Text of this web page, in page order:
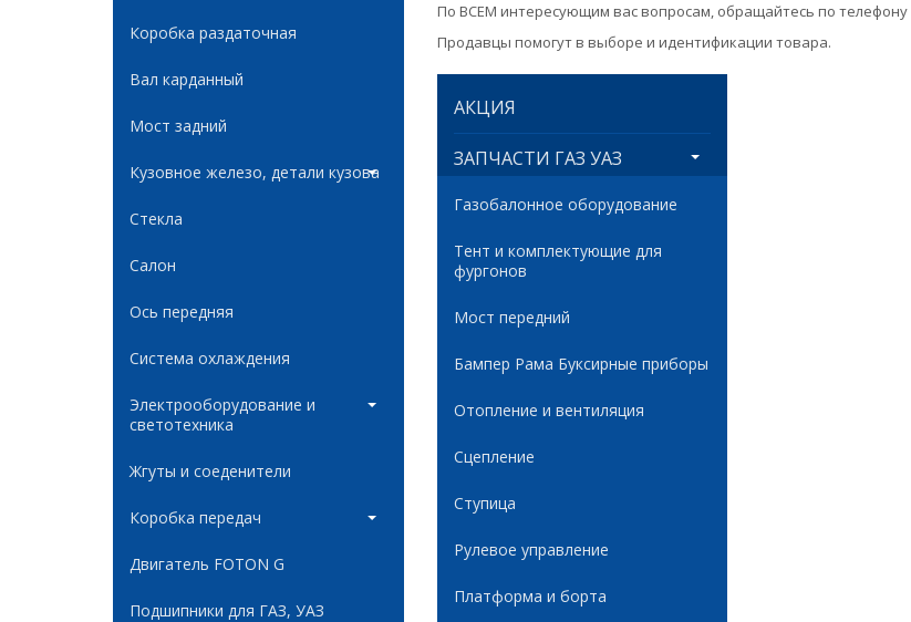
Коробка раздаточная
Вал карданный
Мост задний
Кузовное железо, детали кузова
Стекла
Салон
Ось передняя
Система охлаждения
Электрооборудование и
светотехника
Жгуты и соеденители
Коробка передач
Двигатель FOTON G
Подшипники для ГАЗ, УАЗ
По ВСЕМ интересующим вас вопросам, обращайтесь по телефону
Продавцы помогут в выборе и идентификации товара.
АКЦИЯ
ЗАПЧАСТИ ГАЗ УАЗ
Газобалонное оборудование
Тент и комплектующие для
фургонов
Мост передний
Бампер Рама Буксирные приборы
Отопление и вентиляция
Сцепление
Ступица
Рулевое управление
Платформа и борта